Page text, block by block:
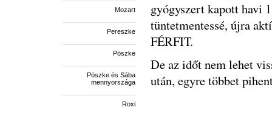
Mozart
Pereszke
Pöszke
Pöszke és Sába
mennyországa
Roxi
gyógyszert kapott havi
tüntetmentessé, újra
FÉRFIT.
De az időt nem lehet
után, egyre többet